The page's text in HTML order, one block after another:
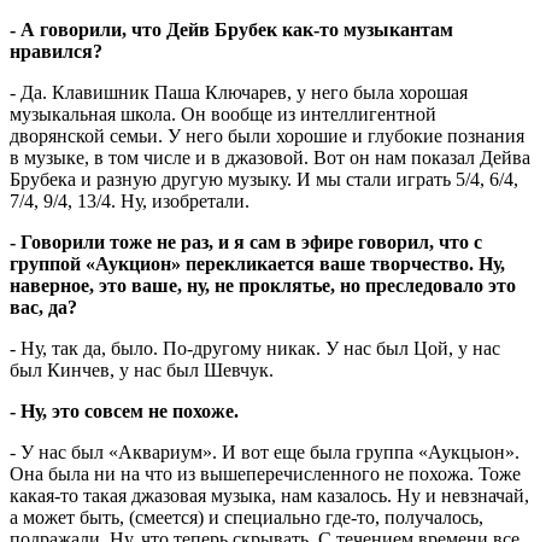
- А говорили, что Дейв Брубек как-то музыкантам
нравился?
- Да. Клавишник Паша Ключарев, у него была хорошая
музыкальная школа. Он вообще из интеллигентной
дворянской семьи. У него были хорошие и глубокие познания
в музыке, в том числе и в джазовой. Вот он нам показал Дейва
Брубека и разную другую музыку. И мы стали играть 5/4, 6/4,
7/4, 9/4, 13/4. Ну, изобретали.
- Говорили тоже не раз, и я сам в эфире говорил, что с
группой «Аукцион» перекликается ваше творчество. Ну,
наверное, это ваше, ну, не проклятье, но преследовало это
вас, да?
- Ну, так да, было. По-другому никак. У нас был Цой, у нас
был Кинчев, у нас был Шевчук.
- Ну, это совсем не похоже.
- У нас был «Аквариум». И вот еще была группа «Аукцыон».
Она была ни на что из вышеперечисленного не похожа. Тоже
какая-то такая джазовая музыка, нам казалось. Ну и невзначай,
а может быть, (смеется) и специально где-то, получалось,